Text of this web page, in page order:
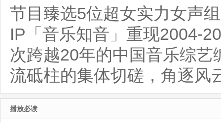
节目臻选5位超女实力女声
IP「音乐知音」重现2004-
次跨越20年的中国音乐综
流砥柱的集体切磋，角逐风
播放必读